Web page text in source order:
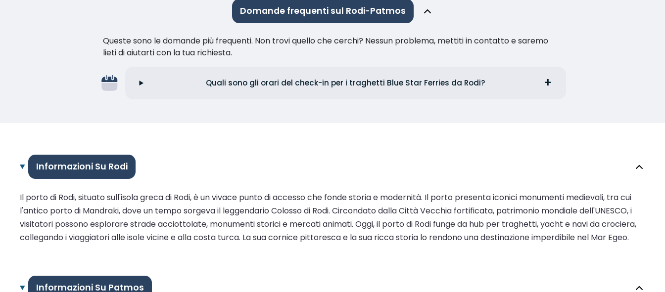
Domande frequenti sul Rodi-Patmos
Queste sono le domande più frequenti. Non trovi quello che cerchi? Nessun problema, mettiti in contatto e saremo
lieti di aiutarti con la tua richiesta.
Quali sono gli orari del check-in per i traghetti Blue Star Ferries da Rodi?
Informazioni Su Rodi
Il porto di Rodi, situato sull'isola greca di Rodi, è un vivace punto di accesso che fonde storia e modernità. Il porto presenta iconici monumenti medievali, tra cui
l'antico porto di Mandraki, dove un tempo sorgeva il leggendario Colosso di Rodi. Circondato dalla Città Vecchia fortificata, patrimonio mondiale dell'UNESCO, i
visitatori possono esplorare strade acciottolate, monumenti storici e mercati animati. Oggi, il porto di Rodi funge da hub per traghetti, yacht e navi da crociera,
collegando i viaggiatori alle isole vicine e alla costa turca. La sua cornice pittoresca e la sua ricca storia lo rendono una destinazione imperdibile nel Mar Egeo.
Informazioni Su Patmos